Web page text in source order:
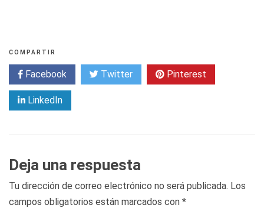
COMPARTIR
Facebook Twitter Pinterest
LinkedIn
Deja una respuesta
Tu dirección de correo electrónico no será publicada. Los
campos obligatorios están marcados con *